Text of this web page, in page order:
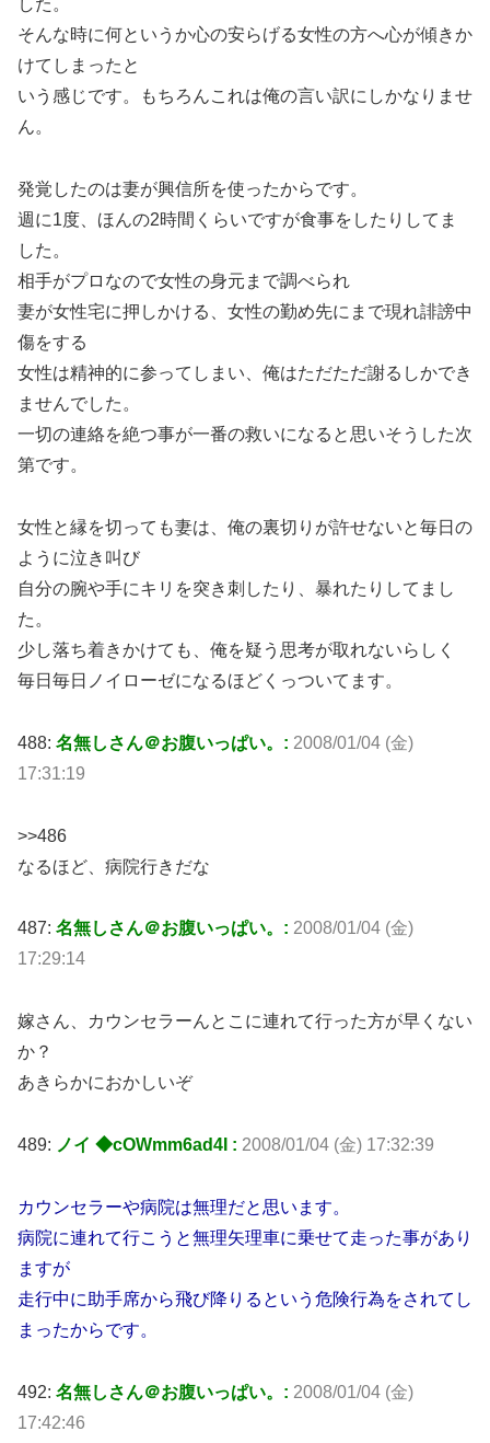
した。
そんな時に何というか心の安らげる女性の方へ心が傾きか
けてしまったと
いう感じです。もちろんこれは俺の言い訳にしかなりませ
ん。
発覚したのは妻が興信所を使ったからです。
週に1度、ほんの2時間くらいですが食事をしたりしてま
した。
相手がプロなので女性の身元まで調べられ
妻が女性宅に押しかける、女性の勤め先にまで現れ誹謗中
傷をする
女性は精神的に参ってしまい、俺はただただ謝るしかでき
ませんでした。
一切の連絡を絶つ事が一番の救いになると思いそうした次
第です。
女性と縁を切っても妻は、俺の裏切りが許せないと毎日の
ように泣き叫び
自分の腕や手にキリを突き刺したり、暴れたりしてまし
た。
少し落ち着きかけても、俺を疑う思考が取れないらしく
毎日毎日ノイローゼになるほどくっついてます。
488: 名無しさん＠お腹いっぱい。: 2008/01/04 (金)
17:31:19
>>486
なるほど、病院行きだな
487: 名無しさん＠お腹いっぱい。: 2008/01/04 (金)
17:29:14
嫁さん、カウンセラーんとこに連れて行った方が早くない
か？
あきらかにおかしいぞ
489: ノイ ◆cOWmm6ad4I : 2008/01/04 (金) 17:32:39
カウンセラーや病院は無理だと思います。
病院に連れて行こうと無理矢理車に乗せて走った事があり
ますが
走行中に助手席から飛び降りるという危険行為をされてし
まったからです。
492: 名無しさん＠お腹いっぱい。: 2008/01/04 (金)
17:42:46